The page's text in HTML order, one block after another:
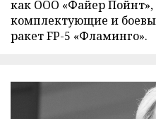
как ООО «Файер
комплектующие и
ракет FP-5 «Фламинго».